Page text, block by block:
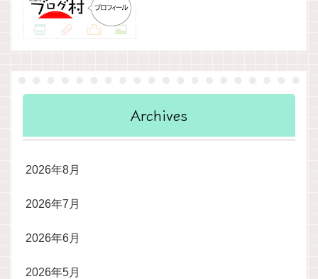
Archives
2026年8月
2026年7月
2026年6月
2026年5月